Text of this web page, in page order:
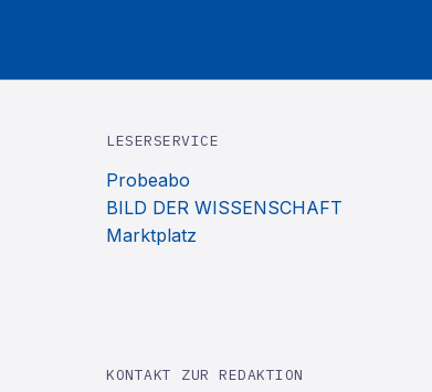
LESERSERVICE
Probeabo
BILD DER WISSENSCHAFT
Marktplatz
KONTAKT ZUR REDAKTION